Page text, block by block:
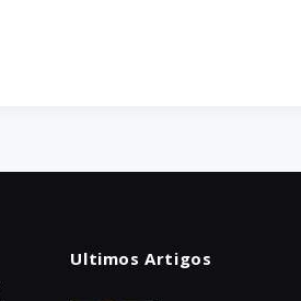
Ultimos Artigos